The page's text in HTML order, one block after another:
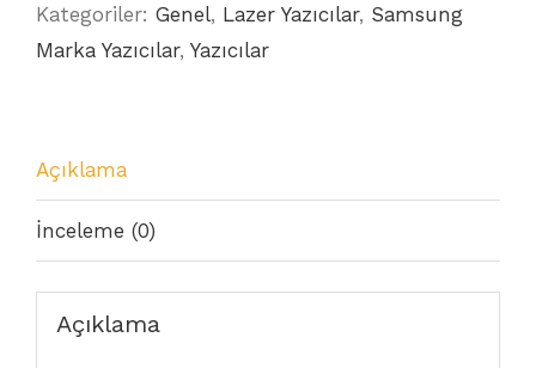
Kategoriler: Genel, Lazer Yazıcılar, Samsung
Marka Yazıcılar, Yazıcılar
Açıklama
İnceleme (0)
Açıklama